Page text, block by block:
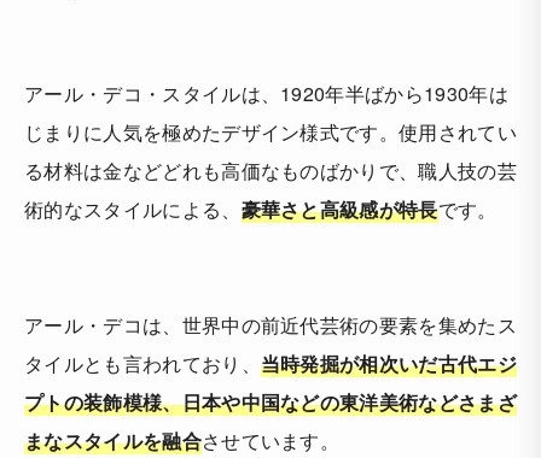
アール・デコ・スタイルは、1920年半ばから1930年は
じまりに人気を極めたデザイン様式です。使用されてい
る材料は金などどれも高価なものばかりで、職人技の芸
術的なスタイルによる、 豪華さと高級感が特長です。
アール・デコは、世界中の前近代芸術の要素を集めたス
タイルとも言われており、 当時発掘が相次いだ古代エジ
プトの装飾模様、日本や中国などの東洋美術などさまざ
まなスタイルを融合させています。